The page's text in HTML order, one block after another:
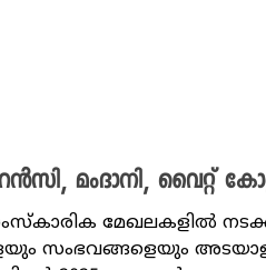
മംദാനി, വൈറ്റ്
മേഖലകളിൽ
സംഭവങ്ങളെയും